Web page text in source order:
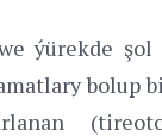
ýürekde şol
bolup